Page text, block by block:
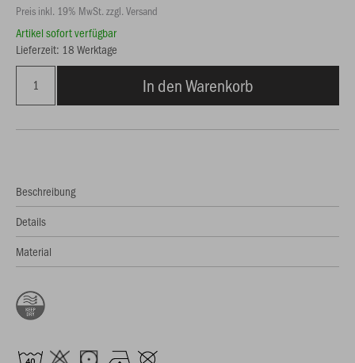
Preis inkl. 19% MwSt. zzgl. Versand
Artikel sofort verfügbar
Lieferzeit: 18 Werktage
In den Warenkorb
Beschreibung
Details
Material